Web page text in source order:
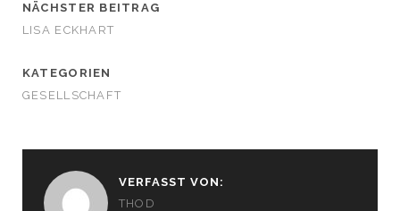
NÄCHSTER BEITRAG
LISA ECKHART
KATEGORIEN
GESELLSCHAFT
VERFASST VON:
THOD